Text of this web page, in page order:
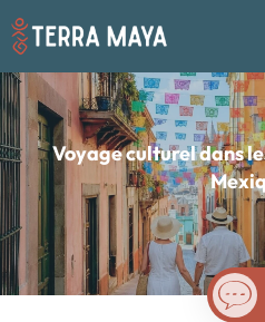
Voyage cultureldans